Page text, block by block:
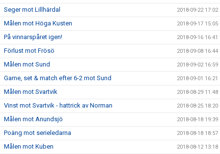
Seger mot Lillhärdal 2018-09-22 17:02
Målen mot Höga Kusten 2018-09-17 15:05
På vinnarspåret igen! 2018-09-16 16:41
Förlust mot Frösö 2018-09-08 16:44
Målen mot Sund 2018-09-02 16:59
Game, set & match efter 6-2 mot Sund 2018-09-01 16:21
Målen mot Svartvik 2018-08-29 11:48
Vinst mot Svartvik - hattrick av Norman 2018-08-25 18:20
Målen mot Anundsjö 2018-08-18 19:39
Poäng mot serieledarna 2018-08-18 18:57
Målen mot Kuben 2018-08-12 13:18